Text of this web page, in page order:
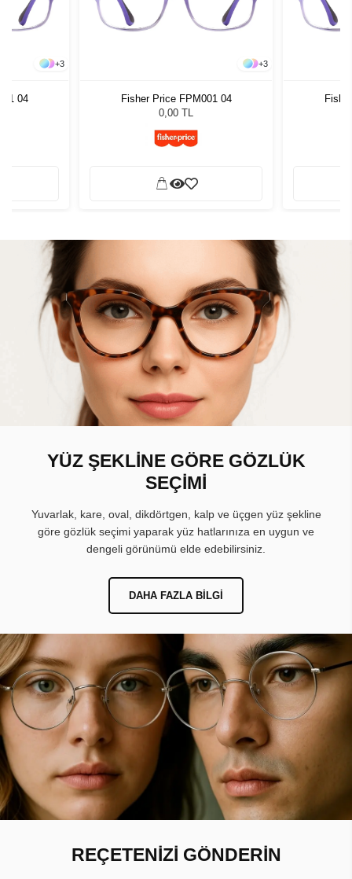
+3
04
+3
Fisher Price FPM001 04
0,00 TL
YÜZ ŞEKLİNE GÖRE GÖZLÜK
SEÇİMİ
Yuvarlak, kare, oval, dikdörtgen, kalp ve üçgen yüz şekline
göre gözlük seçimi yaparak yüz hatlarınıza en uygun ve
dengeli görünümü elde edebilirsiniz.
DAHA FAZLA BILGI
REÇETENİZİ GÖNDERİN